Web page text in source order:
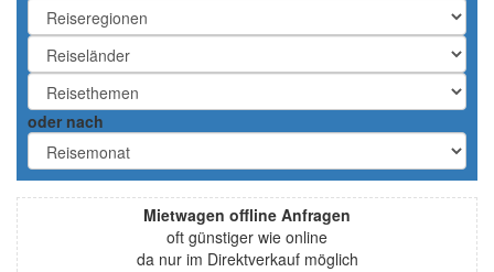
oder nach
Mietwagen offline Anfragen
oft günstiger wie online
da nur im Direktverkauf möglich